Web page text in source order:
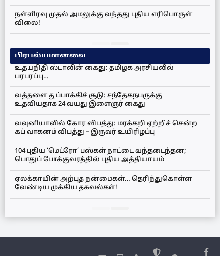
நள்ளிரவு முதல் அமலுக்கு வந்தது புதிய எரிபொருள்
விலை!
பிரபல்யமானவை
உதயநிதி ஸ்டாலின் கைது: தமிழக அரசியலில்
பரபரப்பு…
வத்தளை துப்பாக்கிச் சூடு: சந்தேகநபருக்கு
உதவியதாக 24 வயது இளைஞர் கைது
வவுனியாவில் கோர விபத்து: மரக்கறி ஏற்றிச் சென்ற
கப் வாகனம் விபத்து – இருவர் உயிரிழப்பு
104 புதிய ‘மெட்ரோ’ பஸ்கள் நாட்டை வந்தடைந்தன;
பொதுப் போக்குவரத்தில் புதிய அத்தியாயம்!
ஏலக்காயின் அற்புத நன்மைகள்… தெரிந்துகொள்ள
வேண்டிய முக்கிய தகவல்கள்!